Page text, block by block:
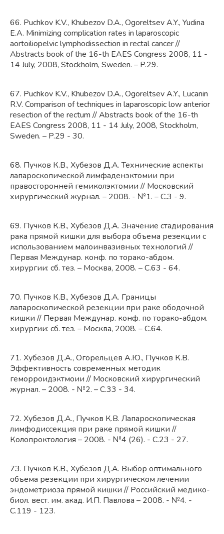
66. Puchkov K.V., Khubezov D.A., Ogoreltsev A.Y., Yudina
E.A. Minimizing complication rates in laparoscopic
aortoiliopelvic lymphodissection in rectal cancer //
Abstracts book of the 16-th EAES Congress 2008, 11 -
14 July, 2008, Stockholm, Sweden. – P.29.
67. Puchkov K.V., Khubezov D.A., Ogoreltsev A.Y., Lucanin
R.V. Comparison of techniques in laparoscopic low anterior
resection of the rectum // Abstracts book of the 16-th
EAES Congress 2008, 11 - 14 July, 2008, Stockholm,
Sweden. – P.29 - 30.
68. Пучков К.В., Хубезов Д.А. Технические аспекты
лапароскопической лимфаденэктомии при
правосторонней гемиколэктомии // Московский
хирургический журнал. – 2008. - №1. – С.3 - 9.
69. Пучков К.В., Хубезов Д.А. Значение стадирования
рака прямой кишки для выбора объема резекции с
использованием малоинвазивных технологий //
Первая Междунар. конф. по торако-абдом.
хирургии: сб. тез. – Москва, 2008. – С.63 - 64.
70. Пучков К.В., Хубезов Д.А. Границы
лапароскопической резекции при раке ободочной
кишки // Первая Междунар. конф. по торако-абдом.
хирургии: сб. тез. – Москва, 2008. – С.64.
71. Хубезов Д.А., Огорельцев А.Ю., Пучков К.В.
Эффективность современных методик
геморроидэктмоии // Московский хирургический
журнал. – 2008. - №2. – С.33 - 34.
72. Хубезов Д.А., Пучков К.В. Лапароскопическая
лимфодиссекция при раке прямой кишки //
Колопроктология – 2008. - №4 (26). - С.23 - 27.
73. Пучков К.В., Хубезов Д.А. Выбор оптимального
объема резекции при хирургическом лечении
эндометриоза прямой кишки // Российский медико-
биол. вест. им. акад. И.П. Павлова – 2008. - №4. -
С.119 - 123.